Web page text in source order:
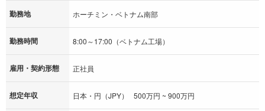
勤務地 ホーチミン・ベトナム南部
勤務時間 8:00～17:00（ベトナム工場）
雇用・契約形態 正社員
想定年収 日本・円（JPY） 500万円 ~ 900万円